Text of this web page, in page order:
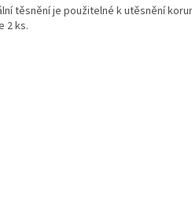
těsnění je použitelné k utěsnění
2 ks.